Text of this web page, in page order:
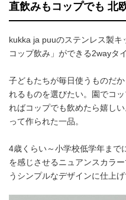
直飲みもコップでも 北
kukka ja puuのステンレス製キ
コップ飲み」ができる2wayタ
子どもたちが毎日使うものだ
れるものを選びたい。園でコ
ればコップでも飲めたら嬉し
って作られた一品。
4歳くらい～小学校低学年まで
を感じさせるニュアンスカラ
うシンプルなデザインに仕上げ